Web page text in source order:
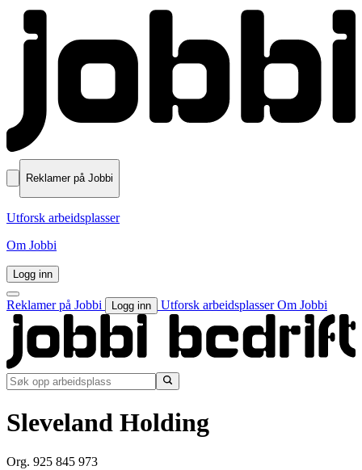
Reklamer på Jobbi
Utforsk arbeidsplasser
Om Jobbi
Logg inn
Reklamer på Jobbi Logg inn Utforsk arbeidsplasserOm Jobbi
Sleveland Holding
Org. 925 845 973